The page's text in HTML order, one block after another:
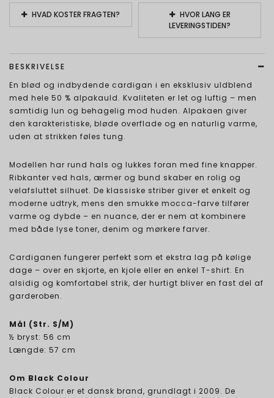
HVAD KOSTER FRAGTEN?
HVOR LANG ER
LEVERINGSTIDEN?
BESKRIVELSE
En blød og indbydende cardigan i en eksklusiv uldblend
med hele 50 % alpakauld. Kvaliteten er let og luftig – men
samtidig lun og behagelig mod huden. Alpakaen giver
den karakteristiske, bløde overflade og en naturlig varme,
uden at strikken føles tung.
Modellen har rund hals og lukkes foran med fine knapper.
Ribkanter ved hals, ærmer og bund skaber en rolig og
velafsluttet silhuet. De klassiske striber giver et enkelt og
moderne udtryk, mens den smukke mocca-farve tilfører
varme og dybde – en nuance, der er nem at kombinere
med både lyse toner, denim og mørkere farver.
Cardiganen fungerer perfekt som et ekstra lag på kølige
dage – over en skjorte, en kjole eller en enkel T-shirt. En
alsidig og komfortabel strik, der hurtigt bliver en fast del af
garderoben.
Mål (Str. S/M)
½ bryst: 56 cm
Længde: 57 cm
Om Black Colour
Black Colour er et dansk brand, grundlagt i 2009. De